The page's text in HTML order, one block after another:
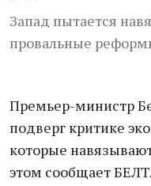
Запад пытается
провальные
Премьер-министр
подверг критике
которые
этом сообщает